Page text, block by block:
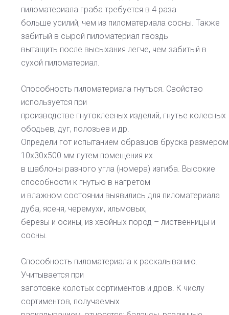
пиломатериала граба требуется в 4 раза
больше усилий, чем из пиломатериала сосны. Также
забитый в сырой пиломатериал гвоздь
вытащить после высыхания легче, чем забитый в
сухой пиломатериал.
Способность пиломатериала гнуться. Свойство
используется при
производстве гнутоклееных изделий, гнутье колесных
ободьев, дуг, полозьев и др.
Определи гот испытанием образцов бруска размером
10x30x500 мм путем помещения их
в шаблоны разного угла (номера) изгиба. Высокие
способности к гнутью в нагретом
и влажном состоянии выявились для пиломатериала
дуба, ясеня, черемухи, ильмовых,
березы и осины, из хвойных пород – лиственницы и
сосны.
Способность пиломатериала к раскалыванию.
Учитывается при
заготовке колотых сортиментов и дров. К числу
сортиментов, получаемых